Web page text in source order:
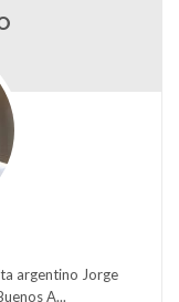
argentino Jorge
A...